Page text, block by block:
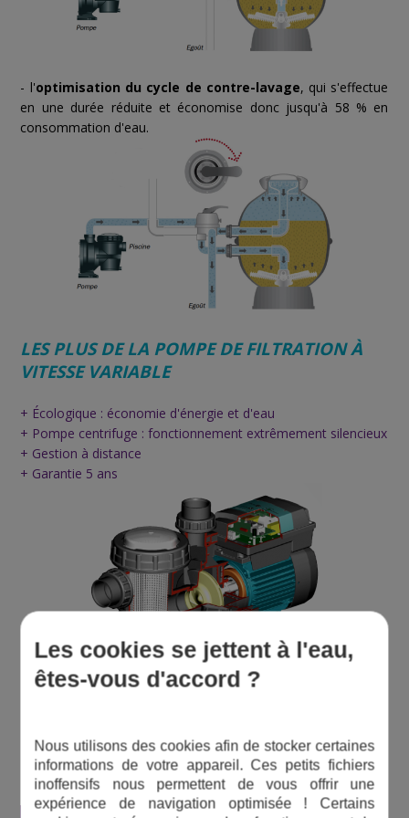
- l'optimisation du cycle de contre-lavage, qui s'effectue
en une durée réduite et économise donc jusqu'à 58 % en
consommation d'eau.
LES PLUS DE LA POMPE DE FILTRATION À
VITESSE VARIABLE
+ Écologique : économie d'énergie et d'eau
+ Pompe centrifuge : fonctionnement extrêmement silencieux
+ Gestion à distance
+ Garantie 5 ans
CARACTÉRISTIQUES TECHNIQUES DE
LA SILEN PLUS
Les cookies se jettent à l'eau,
êtes-vous d'accord ?
Nous utilisons des cookies afin de stocker certaines
informations de votre appareil. Ces petits fichiers
inoffensifs nous permettent de vous offrir une
expérience de navigation optimisée ! Certains